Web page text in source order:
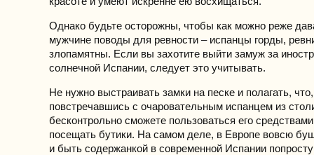
Однако будьте осторожны, чтобы как можно реже
мужчине поводы для ревности – испанцы горды,
злопамятны. Если вы захотите выйти замуж за
солнечной Испании, следует это учитывать.
Не нужно выстраивать замки на песке и полагать, что,
повстречавшись с очаровательным испанцем из
бесконтрольно сможете пользоваться его
посещать бутики. На самом деле, в Европе вовсю
и быть содержанкой в современной Испании